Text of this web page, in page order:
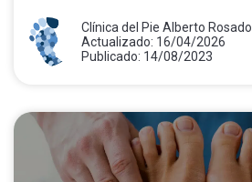
Clínica del Pie Alberto Rosado
Actualizado: 16/04/2026
Publicado: 14/08/2023